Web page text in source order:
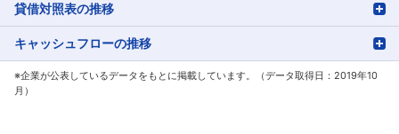
貸借対照表の推移
キャッシュフローの推移
※企業が公表しているデータをもとに掲載しています。（データ取得日：2019年10
月）